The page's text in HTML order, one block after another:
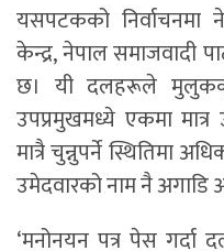
यसपटकको निर्वाचनमा
केन्द्र, नेपाल समाजवादी
छ। यी दलहरूले
उपप्रमुखमध्ये एकमा
मात्रै चुन्नुपर्ने स्थितिमा
उमेदवारको नाम नै
‘मनोनयन पत्र पेस गर्दा